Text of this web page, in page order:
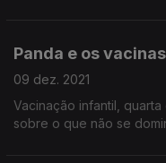
Panda e os vacinas
09 dez. 2021
Vacinação infantil,
sobre o que não se